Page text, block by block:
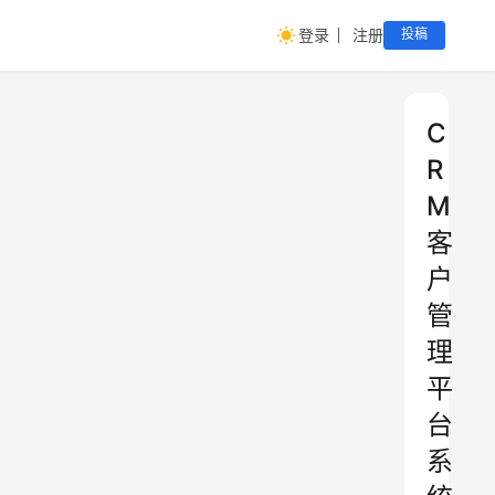
登录 注册 投稿
C
R
M
客
户
管
理
平
台
系